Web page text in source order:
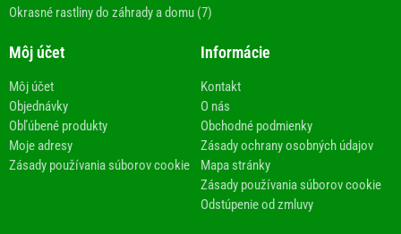
Okrasné rastliny do záhrady a domu (7)
Môj účet
Môj účet
Objednávky
Obľúbené produkty
Moje adresy
Zásady používania súborov cookie
Informácie
Kontakt
O nás
Obchodné podmienky
Zásady ochrany osobných údajov
Mapa stránky
Zásady používania súborov cookie
Odstúpenie od zmluvy